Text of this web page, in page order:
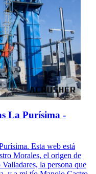
La Purísima -
Esta web está
Morales, el origen de
la persona que